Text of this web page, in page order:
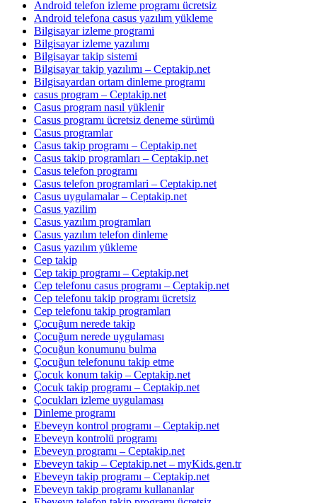
Android telefon izleme programı ücretsiz
Android telefona casus yazılım yükleme
Bilgisayar izleme programi
Bilgisayar izleme yazılımı
Bilgisayar takip sistemi
Bilgisayar takip yazılımı – Ceptakip.net
Bilgisayardan ortam dinleme programı
casus program – Ceptakip.net
Casus program nasıl yüklenir
Casus programı ücretsiz deneme sürümü
Casus programlar
Casus takip programı – Ceptakip.net
Casus takip programları – Ceptakip.net
Casus telefon programı
Casus telefon programlari – Ceptakip.net
Casus uygulamalar – Ceptakip.net
Casus yazilim
Casus yazılım programları
Casus yazılım telefon dinleme
Casus yazılım yükleme
Cep takip
Cep takip programı – Ceptakip.net
Cep telefonu casus programı – Ceptakip.net
Cep telefonu takip programı ücretsiz
Cep telefonu takip programları
Çocuğum nerede takip
Çocuğum nerede uygulaması
Çocuğun konumunu bulma
Çocuğun telefonunu takip etme
Çocuk konum takip – Ceptakip.net
Çocuk takip programı – Ceptakip.net
Çocukları izleme uygulaması
Dinleme programı
Ebeveyn kontrol programı – Ceptakip.net
Ebeveyn kontrolü programı
Ebeveyn programı – Ceptakip.net
Ebeveyn takip – Ceptakip.net – myKids.gen.tr
Ebeveyn takip programı – Ceptakip.net
Ebeveyn takip programı kullananlar